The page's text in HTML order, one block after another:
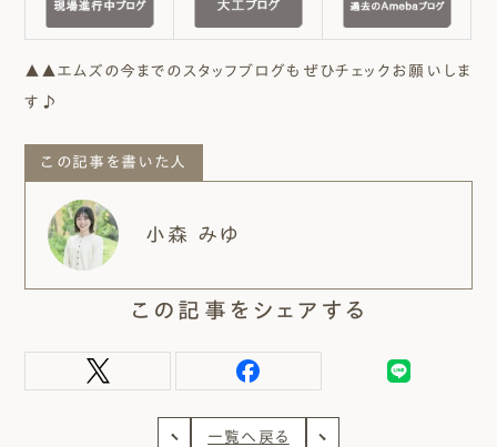
▲▲エムズの今までのスタッフブログもぜひチェックお願いしま
す♪
この記事を書いた人
小森 みゆ
この記事をシェアする
一覧へ戻る